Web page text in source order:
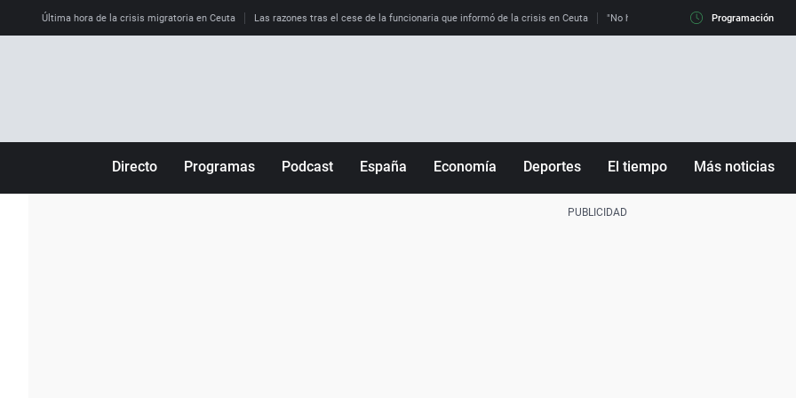
Última hora de la crisis migratoria en Ceuta Las razones tras el cese de la funcionaria que informó de la crisis en Ceuta "No hay mafias, que no nos engañen":
Programación
Directo Programas Podcast España Economía Deportes El tiempo Más noticias